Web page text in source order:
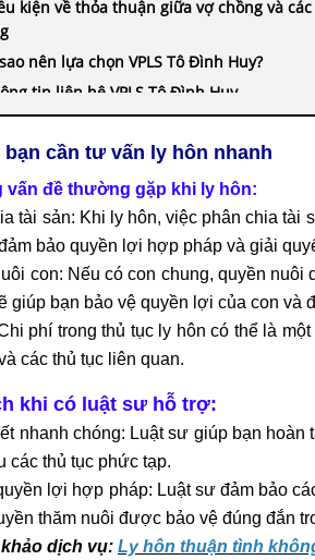
kiện về thỏa thuận giữa vợ chồng và
nên lựa chọn VPLS Tô Đình Huy?
tin liên hệ VPLS Tô Đình Huy
bạn cần tư vấn ly hôn nhanh
vấn đề thường gặp khi ly hôn:
tài sản: Khi ly hôn, việc phân chia tài
bảo quyền lợi hợp pháp và giải
con: Nếu có con chung, quyền
giúp bạn bảo vệ quyền lợi của con và
phí trong thủ tục ly hôn có thể là
các thủ tục liên quan.
khi có luật sư hỗ trợ:
nhanh chóng: Luật sư giúp bạn
các thủ tục phức tạp.
lợi hợp pháp: Luật sư đảm bảo
thăm nuôi được bảo vệ đúng đắn
khảo dịch vụ: Ly hôn thuận tình